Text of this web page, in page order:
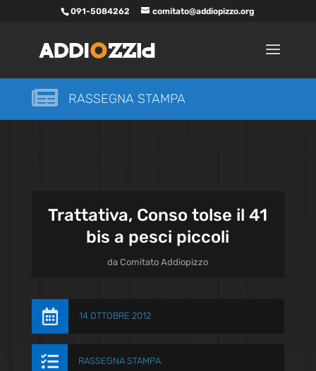
091-5084262 comitato@addiopizzo.org
 RASSEGNA STAMPA
Trattativa, Conso tolse il 41
bis a pesci piccoli
daComitato Addiopizzo
 14 OTTOBRE 2012
 RASSEGNA STAMPA